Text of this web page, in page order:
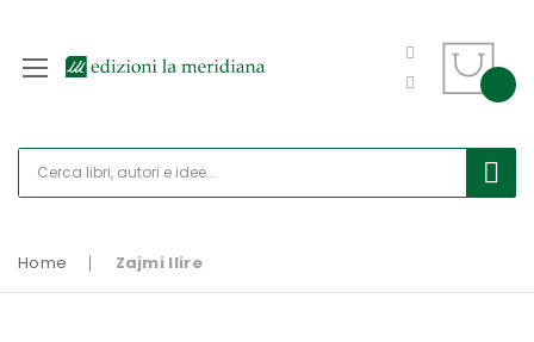
Home Zajmi Ilire